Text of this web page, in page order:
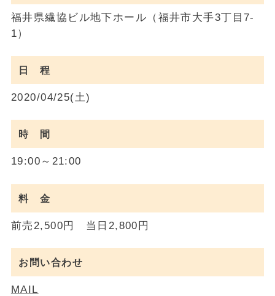
福井県繊協ビル地下ホール（福井市大手3丁目7-
1）
日 程
2020/04/25(土)
時 間
19:00～21:00
料 金
前売2,500円 当日2,800円
お問い合わせ
MAIL